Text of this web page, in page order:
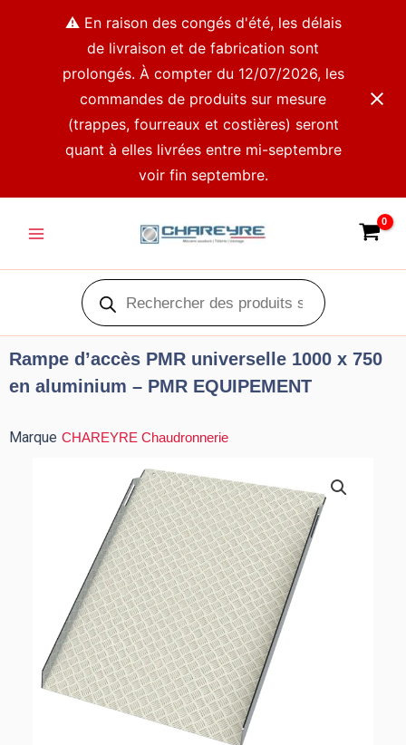
⚠️ En raison des congés d'été, les délais
de livraison et de fabrication sont
prolongés. À compter du 12/07/2026, les
commandes de produits sur mesure
(trappes, fourreaux et costières) seront
quant à elles livrées entre mi-septembre
voir fin septembre.
Recherche
de
produits
Rampe d’accès PMR universelle 1000 x 750
en aluminium – PMR EQUIPEMENT
Marque CHAREYRE Chaudronnerie